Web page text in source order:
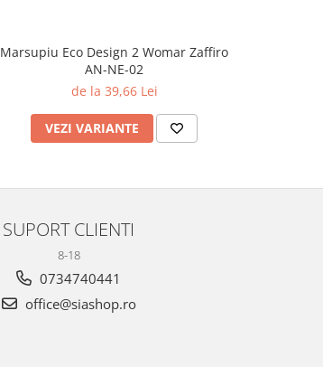
Marsupiu Eco Design 2 Womar Zaffiro
AN-NE-02
de la 39,66 Lei
VEZI VARIANTE
SUPORT CLIENTI
8-18
0734740441
office@siashop.ro